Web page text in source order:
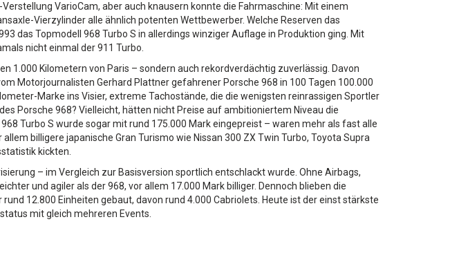
VarioCam, aber auch knausern konnte die Fahrmaschine: Mit einem
Vierzylinder alle ähnlich potenten Wettbewerber. Welche Reserven das
das Topmodell 968 Turbo S in allerdings winziger Auflage in Produktion ging. Mit
nicht einmal der 911 Turbo.
1.000 Kilometern von Paris – sondern auch rekordverdächtig zuverlässig. Davon
Motorjournalisten Gerhard Plattner gefahrener Porsche 968 in 100 Tagen 100.000
Marke ins Visier, extreme Tachostände, die die wenigsten reinrassigen Sportler
Porsche 968? Vielleicht, hätten nicht Preise auf ambitioniertem Niveau die
Turbo S wurde sogar mit rund 175.000 Mark eingepreist – waren mehr als fast alle
billigere japanische Gran Turismo wie Nissan 300 ZX Twin Turbo, Toyota Supra
kickten.
– im Vergleich zur Basisversion sportlich entschlackt wurde. Ohne Airbags,
und agiler als der 968, vor allem 17.000 Mark billiger. Dennoch blieben die
12.800 Einheiten gebaut, davon rund 4.000 Cabriolets. Heute ist der einst stärkste
mit gleich mehreren Events.